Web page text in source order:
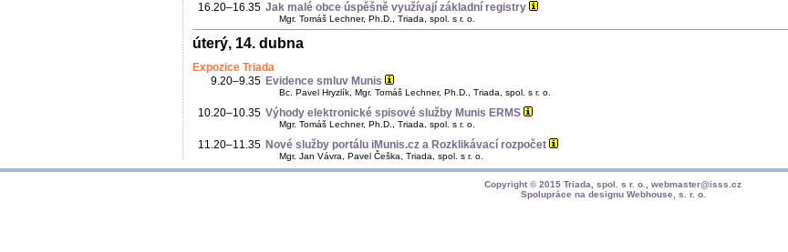
16.20–16.35 Jak malé obce úspěšně využívají základní registry
Mgr. Tomáš Lechner, Ph.D., Triada, spol. s r. o.
úterý, 14. dubna
Expozice Triada
9.20–9.35 Evidence smluv Munis
Bc. Pavel Hryzlík, Mgr. Tomáš Lechner, Ph.D., Triada, spol. s r. o.
10.20–10.35 Výhody elektronické spisové služby Munis ERMS
Mgr. Tomáš Lechner, Ph.D., Triada, spol. s r. o.
11.20–11.35 Nové služby portálu iMunis.cz a Rozklikávací rozpočet
Mgr. Jan Vávra, Pavel Češka, Triada, spol. s r. o.
Copyright © 2015 Triada, spol. s r. o.
webmaster@isss.cz
Spolupráce na designu Webhouse, s. r. o.